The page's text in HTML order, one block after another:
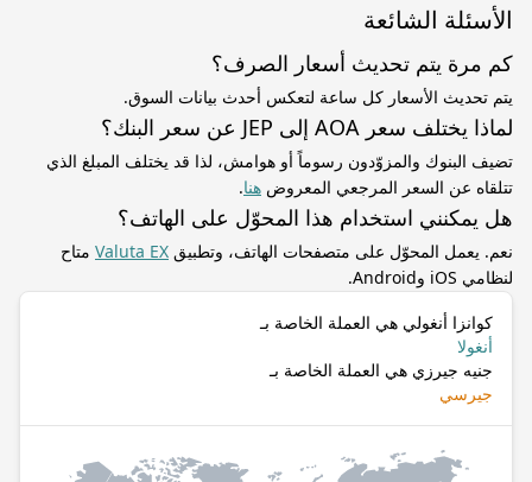
الأسئلة الشائعة
كم مرة يتم تحديث أسعار الصرف؟
يتم تحديث الأسعار كل ساعة لتعكس أحدث بيانات السوق.
لماذا يختلف سعر AOA إلى JEP عن سعر البنك؟
تضيف البنوك والمزوّدون رسوماً أو هوامش، لذا قد يختلف المبلغ الذي
تتلقاه عن السعر المرجعي المعروض هنا.
هل يمكنني استخدام هذا المحوّل على الهاتف؟
نعم. يعمل المحوّل على متصفحات الهاتف، وتطبيق Valuta EX متاح
لنظامي iOS وAndroid.
كوانزا أنغولي هي العملة الخاصة بـ
أنغولا
جنيه جيرزي هي العملة الخاصة بـ
جيرسي